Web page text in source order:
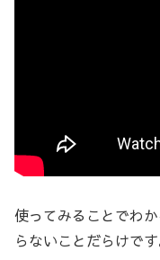
使ってみることでわ
らないことだらけです